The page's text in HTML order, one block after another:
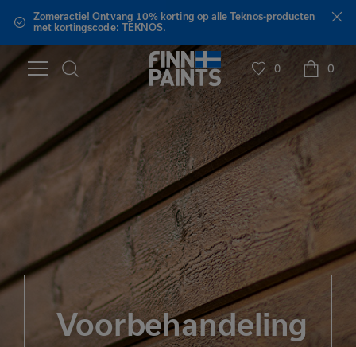
Zomeractie! Ontvang 10% korting op alle Teknos-producten
met kortingscode: TEKNOS.
0 0
Voorbehandeling